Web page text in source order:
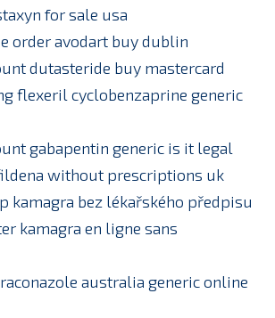
for sale usa
order avodart buy dublin
dutasteride buy mastercard
flexeril cyclobenzaprine generic
gabapentin generic is it legal
without prescriptions uk
kamagra bez lékařského předpisu
kamagra en ligne sans
australia generic online